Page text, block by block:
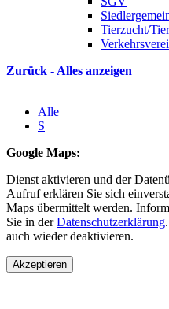
Tierzucht/
Zurück - Alles anzeigen
Alle
S
Google Maps:
Dienst aktivieren und der
Aufruf erklären Sie sich
Maps übermittelt werden.
Sie in derDatenschutzerklärung
auch wieder deaktivieren.
Akzeptieren